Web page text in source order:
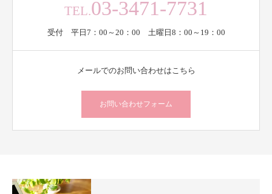
TEL.03-3471-7731
受付 平日7：00～20：00 土曜日8：00～19：00
メールでのお問い合わせはこちら
お問い合わせフォーム